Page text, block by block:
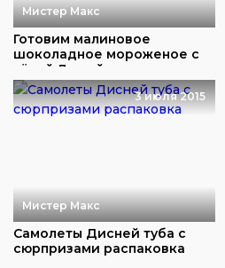
Мистер Макс
Готовим малиновое
шоколадное мороженое с
тётей Людой
3 июля 2015
Мистер Макс
Самолеты Дисней туба с
сюрпризами распаковка